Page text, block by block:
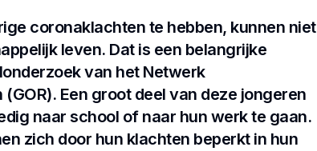
coronaklachten te hebben, kunnen niet
leven. Dat is een belangrijke
van het Netwerk
Een groot deel van deze jongeren
naar school of naar hun werk te gaan.
zich door hun klachten beperkt in hun